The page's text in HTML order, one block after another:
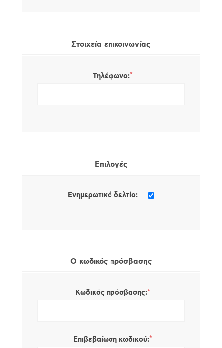
Στοιχεία επικοινωνίας
Τηλέφωνο:*
Επιλογές
Ενημερωτικό δελτίο:
Ο κωδικός πρόσβασης
Κωδικός πρόσβασης:*
Επιβεβαίωση κωδικού:*